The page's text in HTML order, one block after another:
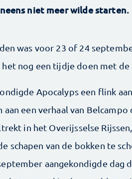
niet meer wilde starten.
was voor 23 of 24
nog een tijdje doen met de
Apocalyps een flink
aan een verhaal van
in het Overijsselse
schapen van de bokken te
aangekondigde dag